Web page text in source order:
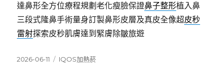
達鼻形全方位療程規劃老化瘦臉保證鼻子整形植入鼻
三段式隆鼻手術量身訂製鼻形皮層及真皮全像超皮秒
雷射探索皮秒肌膚達到緊膚除皺旅遊
發
2026-06-11
分
IQOS加熱菸